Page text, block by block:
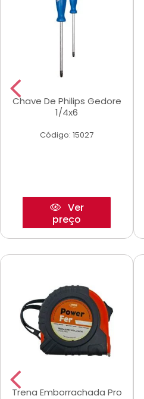
Chave De Philips Gedore
1/4x6
Código: 15027
Ver
preço
Trena Emborrachada Pro